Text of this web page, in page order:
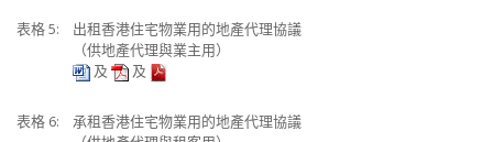
表格 5:
出租香港住宅物業用的地產代理協議
（供地產代理與業主用）
及
及
表格 6:
承租香港住宅物業用的地產代理協議